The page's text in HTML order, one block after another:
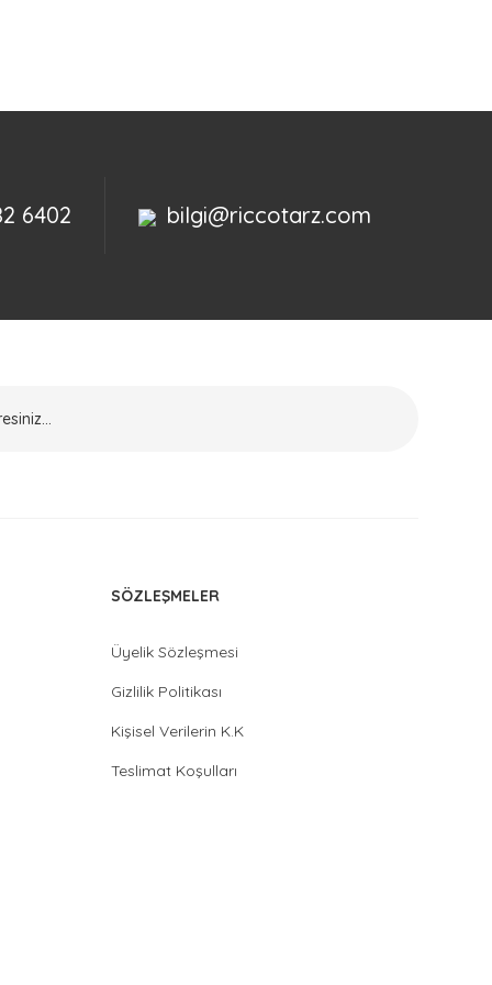
6402 bilgi@riccotarz.com
SÖZLEŞMELER
Üyelik Sözleşmesi
Gizlilik Politikası
Kişisel Verilerin K.K
Teslimat Koşulları